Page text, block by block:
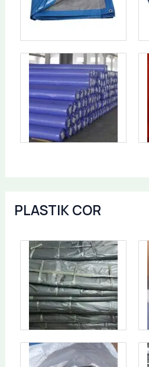
PLASTIK COR